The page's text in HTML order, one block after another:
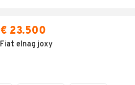
€ 23.500
Fiat elnag joxy